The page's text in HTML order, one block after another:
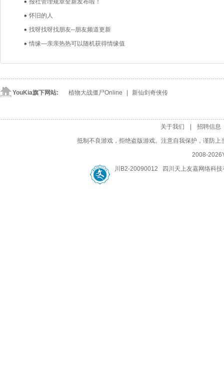
报社管理规章全新发布啦！
怀旧的人
找呀找呀找朋友--朋友频道更新
情缘—亲亲热热可以随机获得情缘值
YouKia旗下网站: 植物大战僵尸Online 新仙剑奇侠传
关于我们
招聘信息
抵制不良游戏，拒绝盗版游戏。注意自我保护，谨防
2008-2026
川B2-20090012 四川天上友嘉网络科